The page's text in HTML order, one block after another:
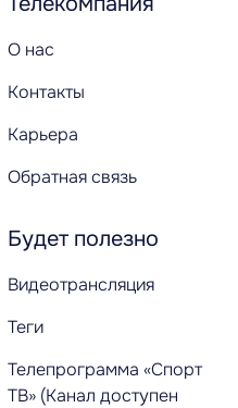
О нас
Контакты
Карьера
Обратная связь
Будет полезно
Видеотрансляция
Теги
Телепрограмма «Спорт
ТВ» (Канал доступен